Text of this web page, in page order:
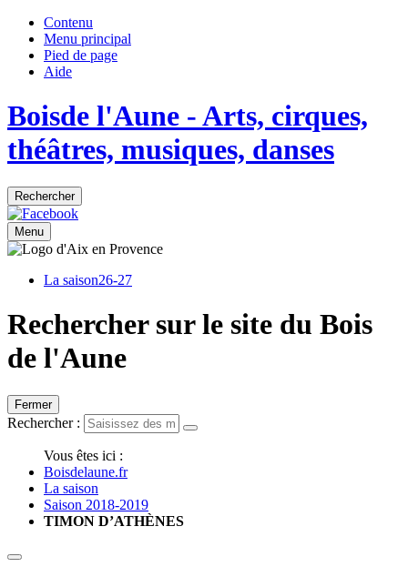
Contenu
Menu principal
Pied de page
Aide
Boisde l'Aune - Arts, cirques,
théâtres, musiques, danses
Rechercher
Menu
La saison26-27
Rechercher sur le site du Bois
de l'Aune
Fermer
Rechercher :
Vous êtes ici :
Boisdelaune.fr
La saison
Saison 2018-2019
TIMON D’ATHÈNES